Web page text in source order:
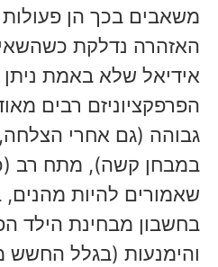
משאבים בכך הן פעולות
האזהרה נדלקת
אידיאל שלא באמת
הפרפקציוניזם רבים
במבחן קשה), מתח רב
שאמורים להיות
בחשבון מבחינת הילד
והימנעות (בגלל החשש